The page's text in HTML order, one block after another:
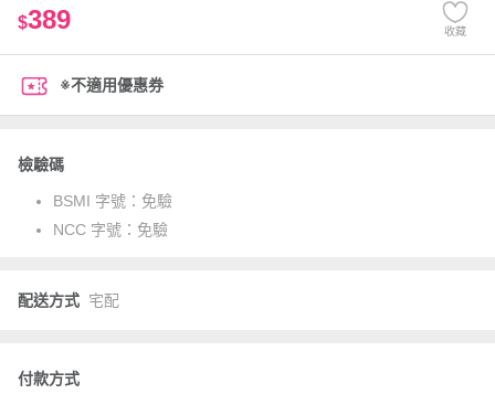
$389 收藏
※不適用優惠券
檢驗碼
BSMI 字號： 免驗
NCC 字號： 免驗
配送方式 宅配
付款方式